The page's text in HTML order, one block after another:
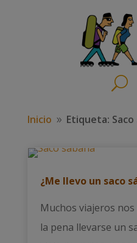
Inicio 9 Etiqueta: Saco
¿Me llevo un saco
Muchos viajeros
la pena llevarse un